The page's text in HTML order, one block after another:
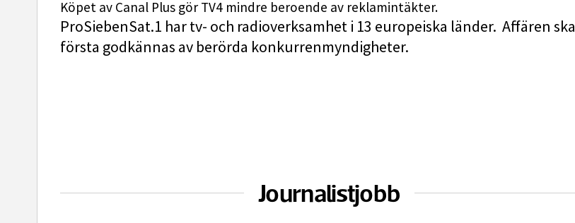
Köpet av Canal Plus gör TV4 mindre beroende av reklamintäkter.
ProSiebenSat.1 har tv- och radioverksamhet i 13 europeiska länder. Affären ska
första godkännas av berörda konkurrenmyndigheter.
Journalistjobb